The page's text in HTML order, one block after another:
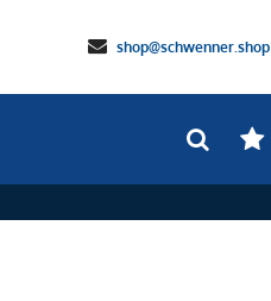
shop@schwenner.shop